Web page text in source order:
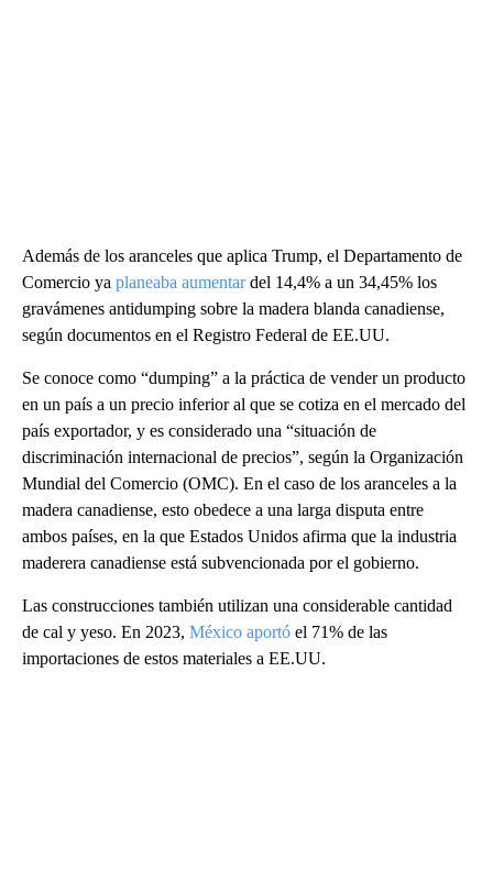
Además de los aranceles que aplica Trump, el Departamento de
Comercio ya planeaba aumentardel 14,4% a un 34,45% los
gravámenes antidumping sobre la madera blanda canadiense,
según documentos en el Registro Federal de EE.UU.
Se conoce como “dumping” a la práctica de vender un producto
en un país a un precio inferior al que se cotiza en el mercado del
país exportador, y es considerado una “situación de
discriminación internacional de precios”, según la Organización
Mundial del Comercio (OMC). En el caso de los aranceles a la
madera canadiense, esto obedece a una larga disputa entre
ambos países, en la que Estados Unidos afirma que la industria
maderera canadiense está subvencionada por el gobierno.
Las construcciones también utilizan una considerable cantidad
de cal y yeso. En 2023, México aportó el 71% de las
importaciones de estos materiales a EE.UU.